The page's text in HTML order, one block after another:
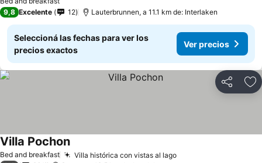
9,8 Excelente 12 Lauterbrunnen, a 11.1 km de: Interlaken
Seleccioná las fechas para ver los
precios exactos
Ver precios
Compartir
Bed and breakfast Villa histórica con vistas al lagoVer precios
Villa PochonVer precios